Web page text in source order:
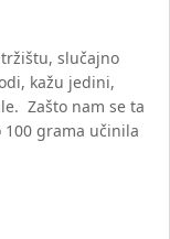
slučajno
kažu jedini,
Zašto nam se ta
100 grama učinila